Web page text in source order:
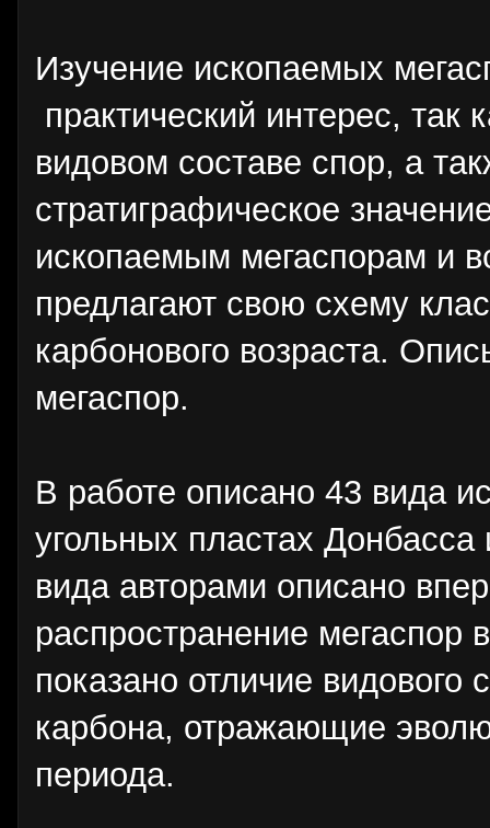
Изучение ископаемых
практический интерес, так
видовом составе спор, а
стратиграфическое
ископаемым мегаспорам и
предлагают свою схему
карбонового возраста.
мегаспор.
В работе описано 43 вида
угольных пластах
вида авторами описано
распространение
показано отличие видового
карбона, отражающие
периода.